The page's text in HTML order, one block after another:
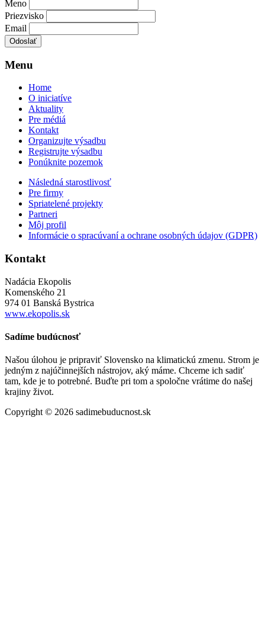
Meno
Priezvisko
Email
Menu
Home
O iniciatíve
Aktuality
Pre médiá
Kontakt
Organizujte výsadbu
Registrujte výsadbu
Ponúknite pozemok
Následná starostlivosť
Pre firmy
Spriatelené projekty
Partneri
Môj profil
Informácie o spracúvaní a ochrane osobných údajov (GDPR)
Kontakt
Nadácia Ekopolis
Komenského 21
974 01 Banská Bystrica
www.ekopolis.sk
Sadíme budúcnosť
Našou úlohou je pripraviť Slovensko na klimatickú zmenu. Strom je
jedným z najúčinnejších nástrojov, aký máme. Chceme ich sadiť
tam, kde je to potrebné. Buďte pri tom a spoločne vrátime do našej
krajiny život.
Copyright © 2026 sadimebuducnost.sk